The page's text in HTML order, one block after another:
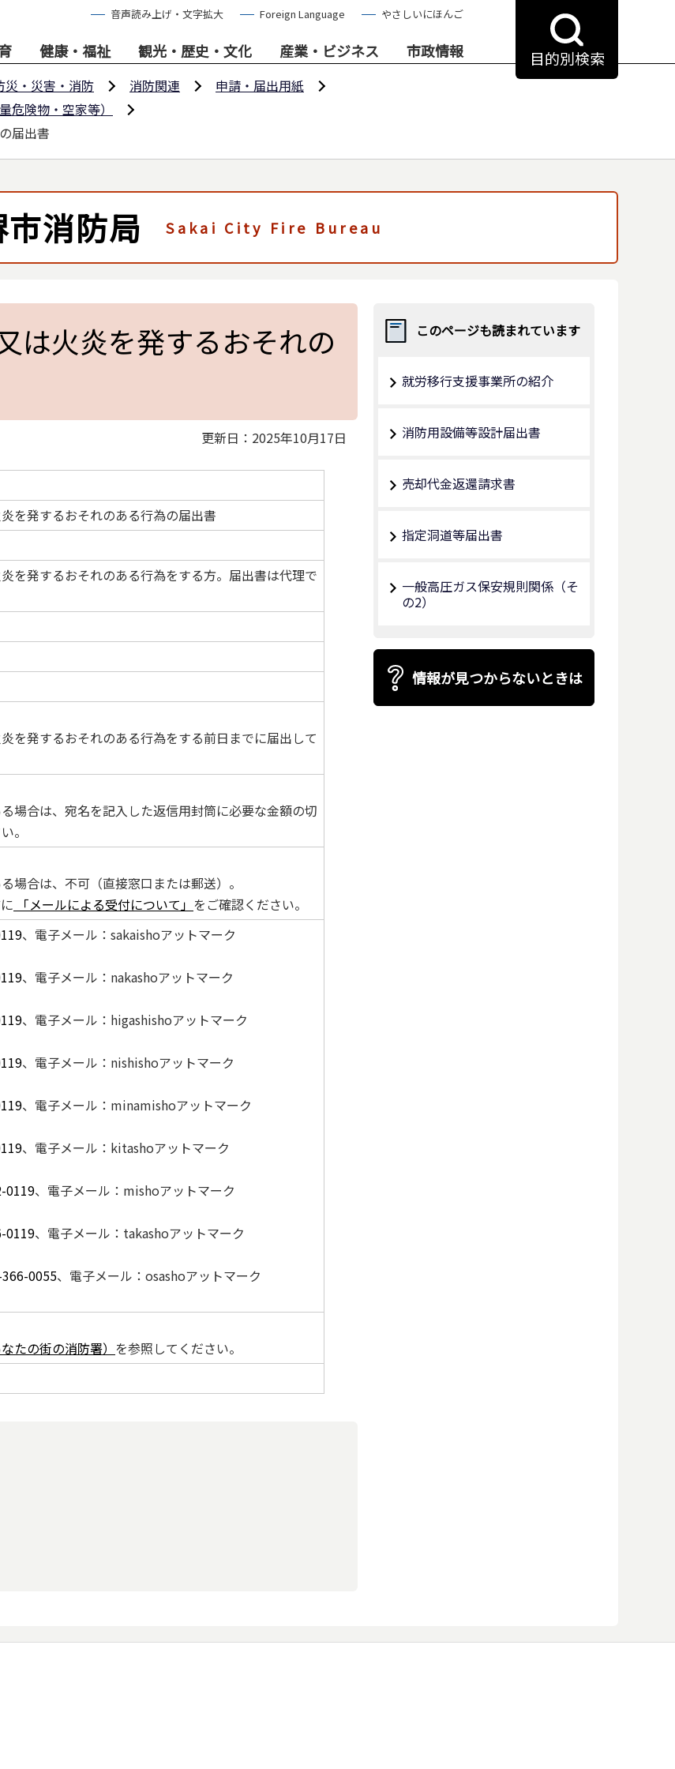
音声読み上げ・文字拡大 Foreign Language やさしいにほんご
健康・福祉 観光・歴史・文化 産業・ビジネス 市政情報 目的別検索
災・災害・消防 消防関連
申請・届出用紙
険物・空家等）
届出書
市消防局 Sakai City Fire Bureau
は火炎を発するおそれの
更新日：2025年10月17日
を発するおそれのある行為の届出書
を発するおそれのある行為をする方。届出書は代理で
を発するおそれのある行為をする前日までに届出して
場合は、宛名を記入した返信用封筒に必要な金額の切
。
場合は、不可（直接窓口または郵送）。
「メールによる受付について」 をご確認ください。
、電子メール：sakaishoアットマーク
、電子メール：nakashoアットマーク
、電子メール：higashishoアットマーク
、電子メール：nishishoアットマーク
、電子メール：minamishoアットマーク
、電子メール：kitashoアットマーク
0119、電子メール：mishoアットマーク
0119、電子メール：takashoアットマーク
0055、電子メール：osashoアットマーク
たの街の消防署） を参照してください。
このページも読まれています
就労移行支援事業所の紹介
消防用設備等設計届出書
売却代金返還請求書
指定洞道等届出書
一般高圧ガス保安規則関係（そ
の2）
情報が見つからないときは